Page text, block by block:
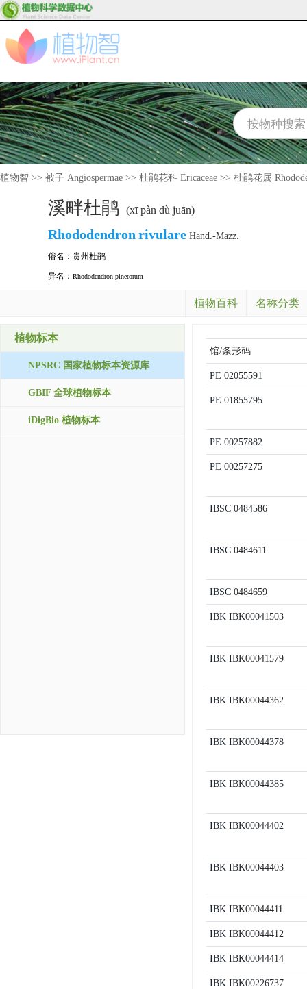
植物智 >> 被子 Angiospermae >> 杜鹃花科 Ericaceae >> 杜鹃花属
溪畔杜鹃 (xī pàn dù juān)
Rhododendron rivulare Hand.-Mazz.
俗名： 贵州杜鹃
异名： Rhododendron pinetorum
植物百科 名称分类
植物标本
NPSRC 国家植物标本资源库
GBIF 全球植物标本
iDigBio 植物标本
馆/条形码
PE 02055591
PE 01855795
PE 00257882
PE 00257275
IBSC 0484586
IBSC 0484611
IBSC 0484659
IBK IBK00041503
IBK IBK00041579
IBK IBK00044362
IBK IBK00044378
IBK IBK00044385
IBK IBK00044402
IBK IBK00044403
IBK IBK00044411
IBK IBK00044412
IBK IBK00044414
IBK IBK00226737